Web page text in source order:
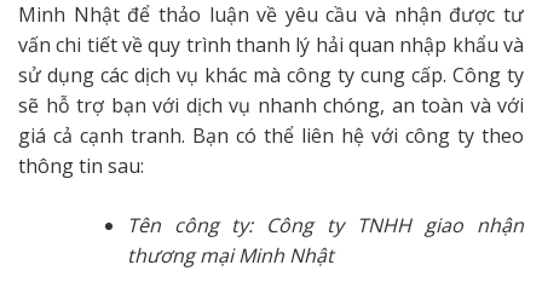
Minh Nhật để thảo luận về yêu cầu và nhận được tư
vấn chi tiết về quy trình thanh lý hải quan nhập khẩu và
sử dụng các dịch vụ khác mà công ty cung cấp. Công ty
sẽ hỗ trợ bạn với dịch vụ nhanh chóng, an toàn và với
giá cả cạnh tranh. Bạn có thể liên hệ với công ty theo
thông tin sau:
Tên công ty: Công ty TNHH giao nhận
thương mại Minh Nhật